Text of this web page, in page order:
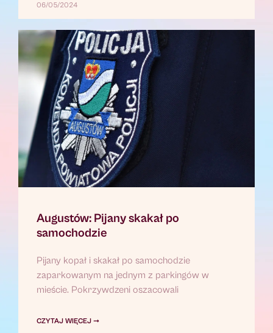
06/05/2024
Augustów: Pijany skakał po
samochodzie
Pijany kopał i skakał po samochodzie
zaparkowanym na jednym z parkingów w
mieście. Pokrzywdzeni oszacowali
CZYTAJ WIĘCEJ ➞